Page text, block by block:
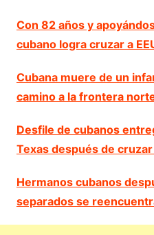
Con 82 años y
cubano logra cruzar a
Cubana muere de un
camino a la frontera
Desfile de cubanos
Texas después de
Hermanos cubanos
separados se